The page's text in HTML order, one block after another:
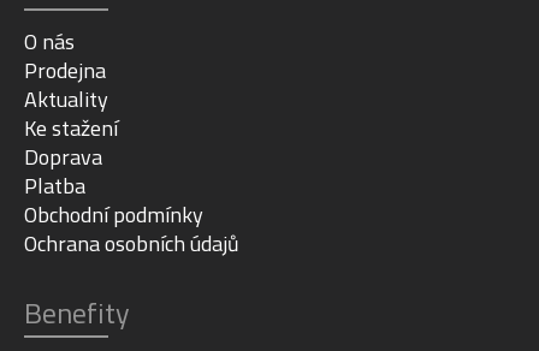
O nás
Prodejna
Aktuality
Ke stažení
Doprava
Platba
Obchodní podmínky
Ochrana osobních údajů
Benefity